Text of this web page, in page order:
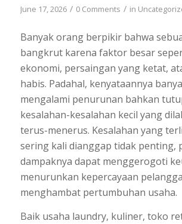
June 17, 2026 / 0 Comments / in
Banyak orang berpikir bahwa
bangkrut karena faktor besar
ekonomi, persaingan yang ketat,
habis. Padahal, kenyataannya
mengalami penurunan bahkan
kesalahan-kesalahan kecil yang
terus-menerus. Kesalahan yang
sering kali dianggap tidak penting,
dampaknya dapat menggerogoti
menurunkan kepercayaan
menghambat pertumbuhan usaha.
Baik usaha laundry, kuliner, toko